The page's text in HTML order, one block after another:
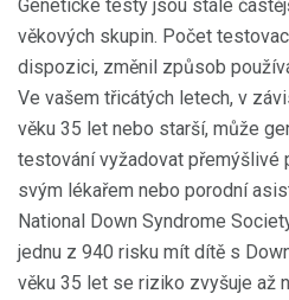
Genetické testy jsou stále
věkových skupin. Počet
dispozici, změnil způsob
Ve vašem třicátých letech, v
věku 35 let nebo starší, může
testování vyžadovat přemýšlivé
svým lékařem nebo porodní
National Down Syndrome
jednu z 940 risku mít dítě s
věku 35 let se riziko zvyšuje až